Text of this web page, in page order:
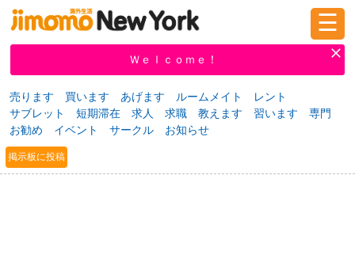
新規登録
掲示板 教えて！
☰
Ｗｅｌｃｏｍｅ！
売ります 買います あげます ルームメイト
レント
サブレット
短期滞在 求人 求職 教えます 習います
専門
お勧め
イベント サークル お知らせ
掲示板に投稿